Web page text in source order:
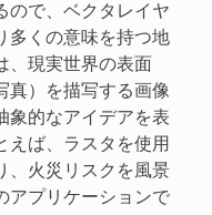
ので、ベクタレイヤ
多くの意味を持つ地
、現実世界の表面
真）を描写する画像
象的なアイデアを表
えば、ラスタを使用
、火災リスクを風景
アプリケーションで